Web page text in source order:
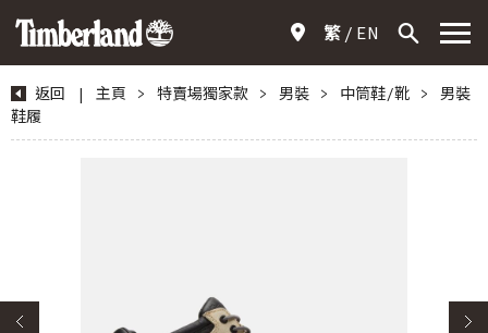
繁 EN
返回 | 主頁 > 特賣場獨家款 > 男裝 > 中筒鞋/靴 >
男裝
鞋履